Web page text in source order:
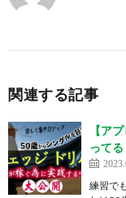
関連する記事
【ア
って
練習で